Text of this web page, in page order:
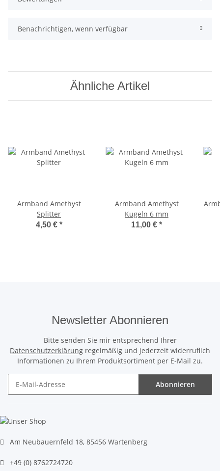
Benachrichtigen, wenn verfügbar
Ähnliche Artikel
Armband Amethyst
Splitter
4,50 € *
Armband Amethyst
Kugeln 6 mm
11,00 € *
Newsletter Abonnieren
Bitte senden Sie mir entsprechend Ihrer
Datenschutzerklärung regelmäßig und jederzeit widerruflich
Informationen zu Ihrem Produktsortiment per E-Mail zu.
Abonnieren
Am Neubauernfeld 18, 85456 Wartenberg
+49 (0) 8762724720